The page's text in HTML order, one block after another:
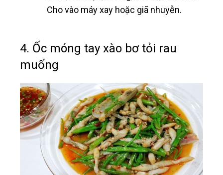
Cho vào máy xay hoặc giã nhuyễn.
4. Ốc móng tay xào bơ tỏi rau
muống